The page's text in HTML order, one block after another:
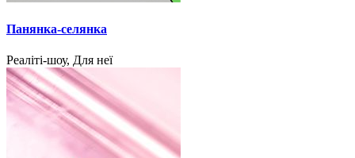
Панянка-селянка
Реаліті-шоу, Для неї